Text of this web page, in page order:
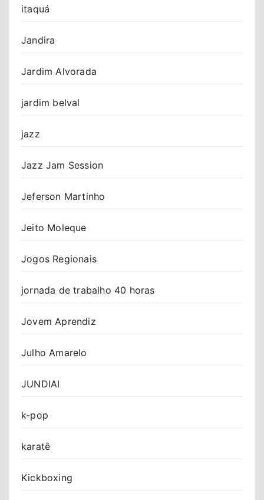
itaquá
Jandira
Jardim Alvorada
jardim belval
jazz
Jazz Jam Session
Jeferson Martinho
Jeito Moleque
Jogos Regionais
jornada de trabalho 40 horas
Jovem Aprendiz
Julho Amarelo
JUNDIAI
k-pop
karatê
Kickboxing